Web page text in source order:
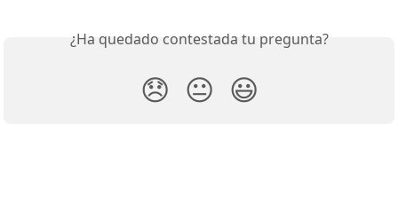
¿Ha quedado contestada tu pregunta?
😞 😐 😃